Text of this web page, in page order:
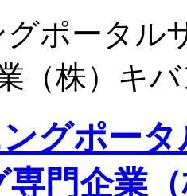
グポータル
（株）キ